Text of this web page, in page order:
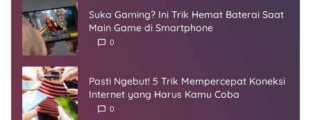
Suka Gaming? Ini Trik Hemat Baterai Saat
Main Game di Smartphone
0
Pasti Ngebut! 5 Trik Mempercepat Koneksi
Internet yang Harus Kamu Coba
0